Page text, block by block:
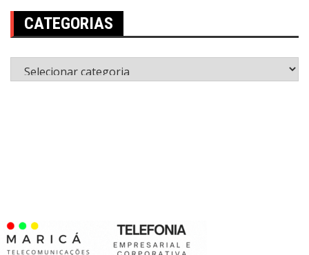
CATEGORIAS
Categorias